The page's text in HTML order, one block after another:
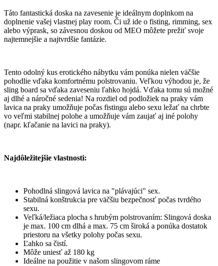
Táto fantastická doska na zavesenie je ideálnym doplnkom na
doplnenie vašej vlastnej play room. Či už ide o fisting, rimming, sex
alebo výprask, so závesnou doskou od MEO môžete prežiť svoje
najtemnejšie a najtvrdšie fantázie.
Tento odolný kus erotického nábytku vám ponúka nielen väčšie
pohodlie vďaka komfortnému polstrovaniu. Veľkou výhodou je, že
sling board sa vďaka zaveseniu ľahko hojdá. Vďaka tomu sú možné
aj dlhé a náročné sedenia! Na rozdiel od podložiek na praky vám
lavica na praky umožňuje počas fistingu alebo sexu ležať na chrbte
vo veľmi stabilnej polohe a umožňuje vám zaujať aj iné polohy
(napr. kľačanie na lavici na praky).
Najdôležitejšie vlastnosti:
Pohodlná slingová lavica na "plávajúci" sex.
Stabilná konštrukcia pre väčšiu bezpečnosť počas tvrdého
sexu.
Veľká/ležiaca plocha s hrubým polstrovaním: Slingová doska
je max. 100 cm dlhá a max. 75 cm široká a ponúka dostatok
priestoru na všetky polohy počas sexu.
Ľahko sa čistí.
Môže uniesť až 180 kg
Ideálne na použitie v našom slingovom ráme